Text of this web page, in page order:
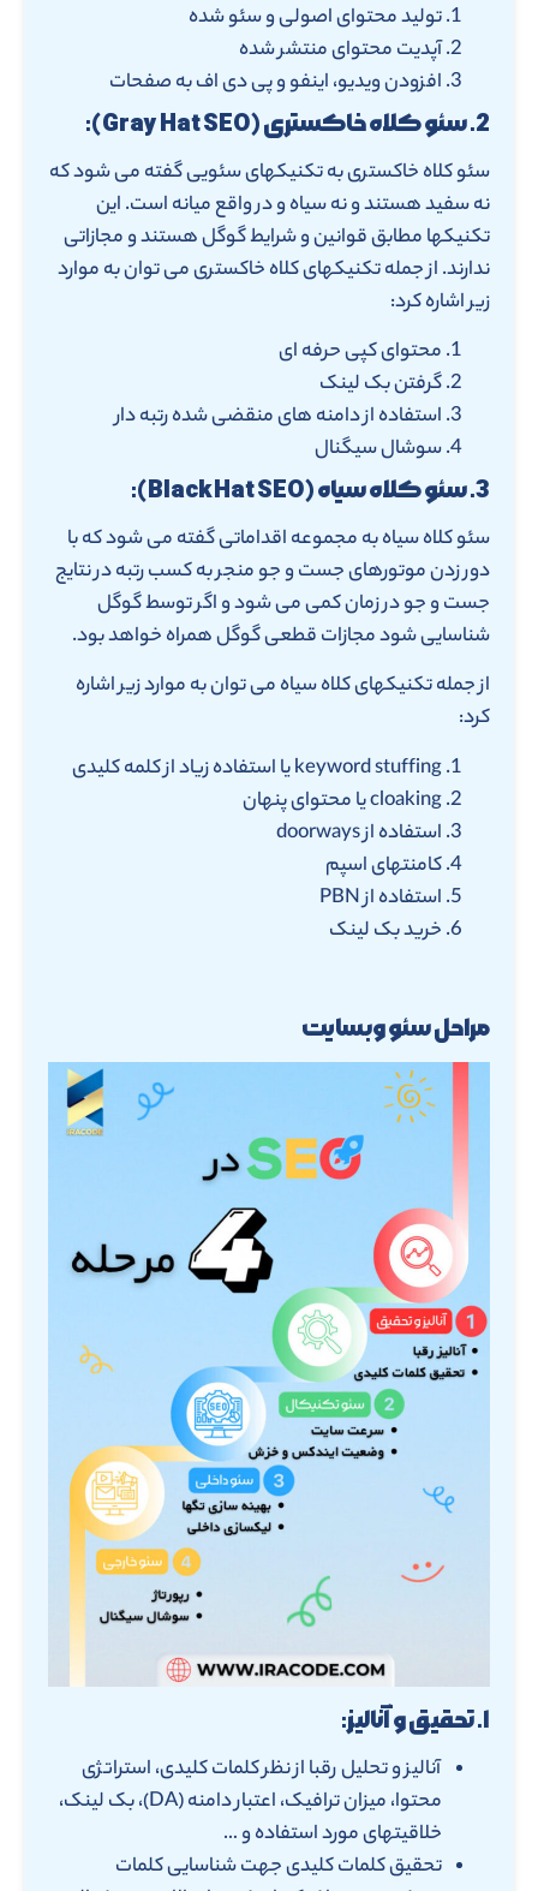
تولید محتوای اصولی و سئو شده
آپدیت محتوای منتشر شده
افزودن ویدیو، اینفو و پی دی اف به صفحات
2. سئو کلاه خاکستری (Gray Hat SEO):
سئو کلاه خاکستری به تکنیکهای سئویی گفته می شود که
نه سفید هستند و نه سیاه و در واقع میانه است. این
تکنیکها مطابق قوانین و شرایط گوگل هستند و مجازاتی
ندارند. از جمله تکنیکهای کلاه خاکستری می توان به موارد
زیر اشاره کرد:
محتوای کپی حرفه ای
گرفتن بک لینک
استفاده از دامنه های منقضی شده رتبه دار
سوشال سیگنال
3. سئو کلاه سیاه (Black Hat SEO):
سئو کلاه سیاه به مجموعه اقداماتی گفته می شود که با
دور زدن موتورهای جست و جو منجر به کسب رتبه در نتایج
جست و جو در زمان کمی می شود و اگر توسط گوگل
شناسایی شود مجازات قطعی گوگل همراه خواهد بود.
از جمله تکنیکهای کلاه سیاه می توان به موارد زیر اشاره
کرد:
keyword stuffing یا استفاده زیاد از کلمه کلیدی
cloaking یا محتوای پنهان
استفاده از doorways
کامنتهای اسپم
استفاده از PBN
خرید بک لینک
مراحل سئو وبسایت
۱. تحقیق و آنالیز:
آنالیز و تحلیل رقبا از نظر کلمات کلیدی، استراتژی
محتوا، میزان ترافیک، اعتبار دامنه (DA)، بک لینک،
خلاقیتهای مورد استفاده و …
تحقیق کلمات کلیدی جهت شناسایی کلمات